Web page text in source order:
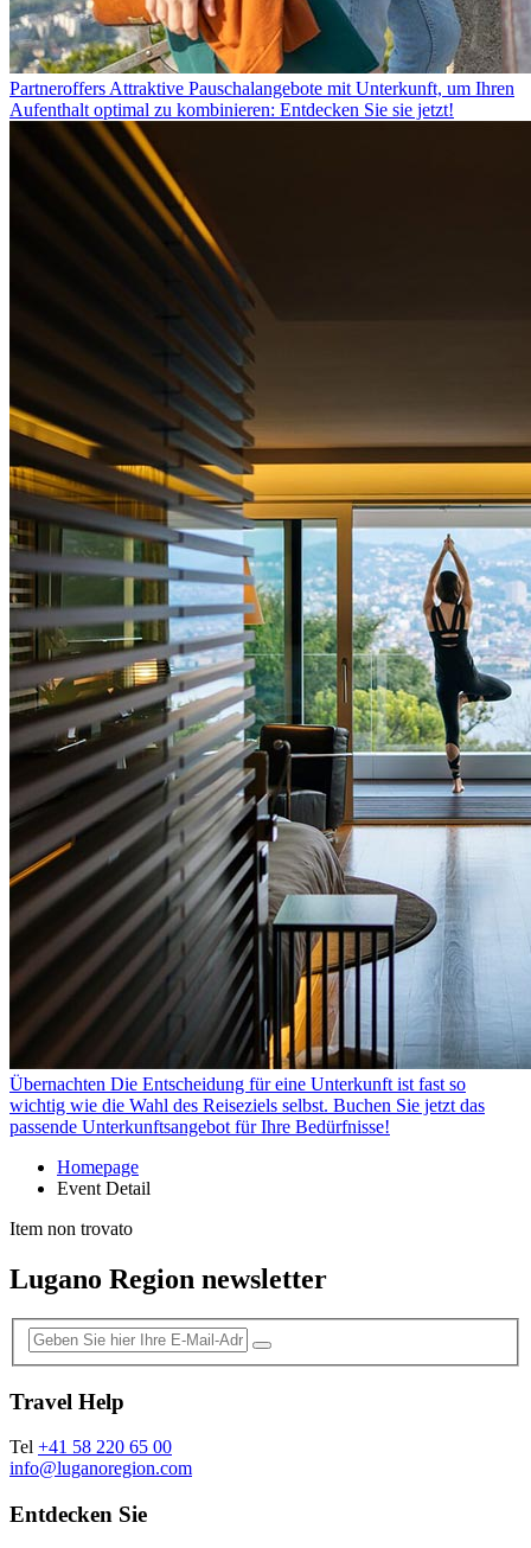
Partneroffers Attraktive Pauschalangebote mit Unterkunft, um Ihren
Aufenthalt optimal zu kombinieren: Entdecken Sie sie jetzt!
Übernachten Die Entscheidung für eine Unterkunft ist fast so
wichtig wie die Wahl des Reiseziels selbst. Buchen Sie jetzt das
passende Unterkunftsangebot für Ihre Bedürfnisse!
Homepage
Event Detail
Item non trovato
Lugano Region newsletter
Travel Help
Tel +41 58 220 65 00
info@luganoregion.com
Entdecken Sie